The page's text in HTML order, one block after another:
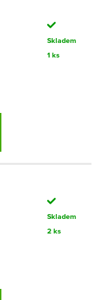
Skladem
1 ks
Skladem
2 ks